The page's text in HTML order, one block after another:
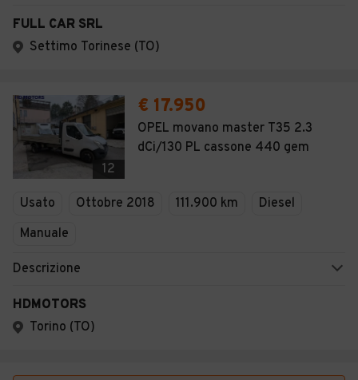
FULL CAR SRL
Settimo Torinese (TO)
12
€ 17.950
OPEL movano master T35 2.3
dCi/130 PL cassone 440 gem
Usato Ottobre 2018 111.900 km
Diesel
Manuale
Descrizione
HDMOTORS
Torino (TO)